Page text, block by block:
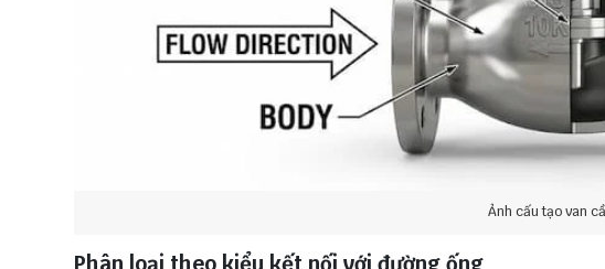
Ảnh cấu tạo van
Phân loại theo kiểu kết nối với đường ống